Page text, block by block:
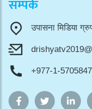
सम्पर्क
उपासना मिडिया
+977-1-5705847